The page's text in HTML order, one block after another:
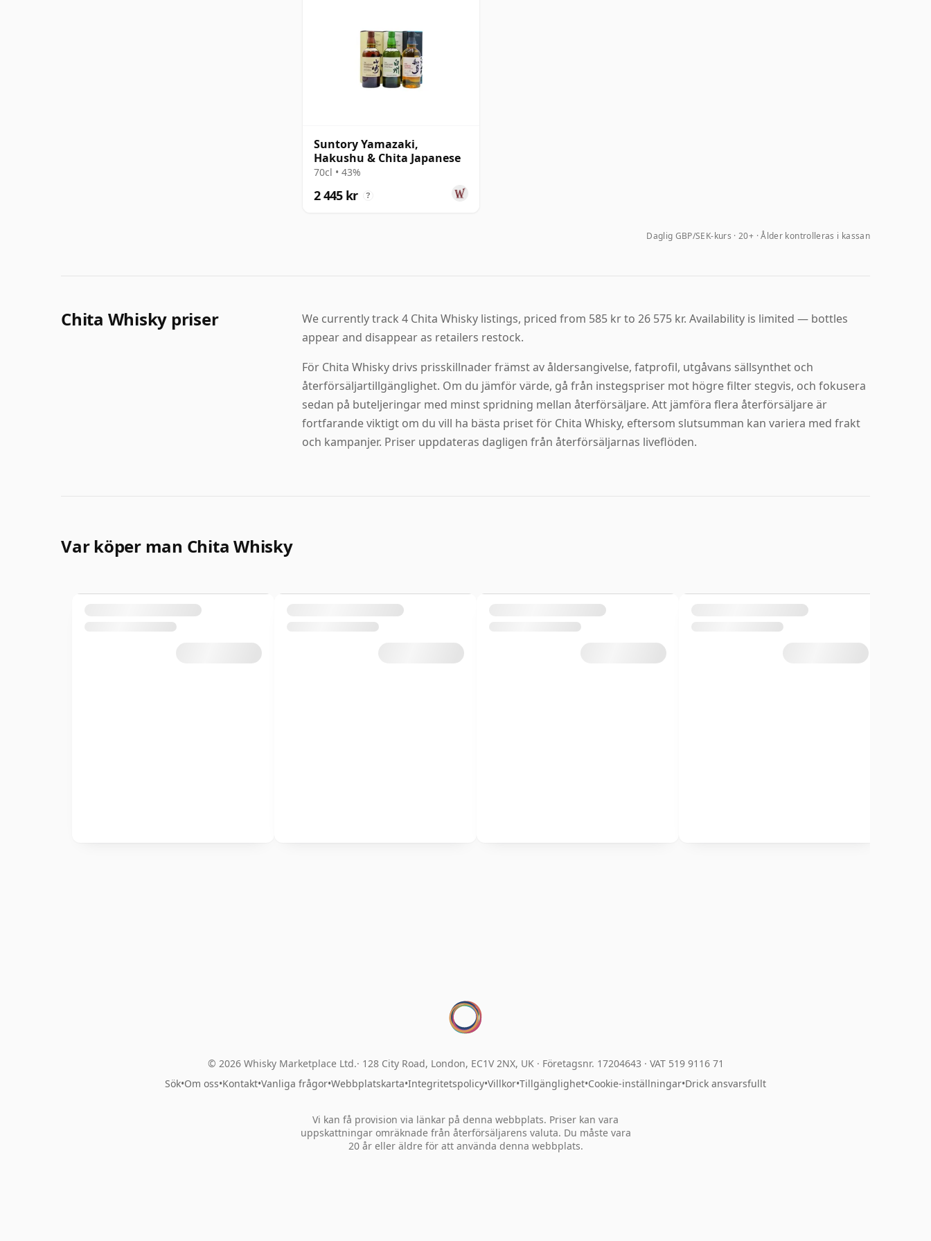
Suntory Yamazaki,
Hakushu & Chita Japanese
70cl • 43%
2 445 kr ?
Daglig GBP/SEK-kurs 20+ · Ålder kontrolleras i kassan
Chita Whisky priser
We currently track 4 Chita Whisky listings, priced from 585 kr to 26 575 kr. Availability is limited — bottles
appear and disappear as retailers restock.
För Chita Whisky drivs prisskillnader främst av åldersangivelse, fatprofil, utgåvans sällsynthet och
återförsäljartillgänglighet. Om du jämför värde, gå från instegspriser mot högre filter stegvis, och fokusera
sedan på buteljeringar med minst spridning mellan återförsäljare. Att jämföra flera återförsäljare är
fortfarande viktigt om du vill ha bästa priset för Chita Whisky, eftersom slutsumman kan variera med frakt
och kampanjer. Priser uppdateras dagligen från återförsäljarnas liveflöden.
Var köper man Chita Whisky
© 2026 Whisky Marketplace Ltd. 128 City Road, London, EC1V 2NX, UK · Företagsnr. 17204643 · VAT 519 9116 71
Sök•Om oss•Kontakt•Vanliga frågor•Webbplatskarta•Integritetspolicy•Villkor•Tillgänglighet•Cookie-inställningar•Drick ansvarsfullt
Vi kan få provision via länkar på denna webbplats. Priser kan vara
uppskattningar omräknade från återförsäljarens valuta. Du måste vara
20 år eller äldre för att använda denna webbplats.